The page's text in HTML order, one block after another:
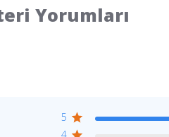
Yorumları
5